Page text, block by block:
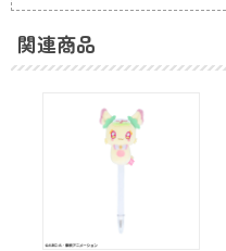
関連商品